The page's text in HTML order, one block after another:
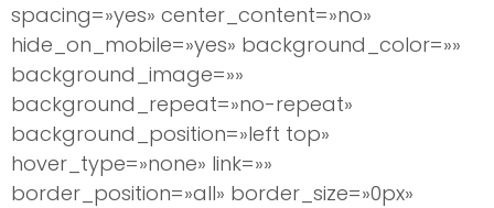
spacing=»yes» center_content=»no»
hide_on_mobile=»yes» background_color=»»
background_image=»»
background_repeat=»no-repeat»
background_position=»left top»
hover_type=»none» link=»»
border_position=»all» border_size=»0px»